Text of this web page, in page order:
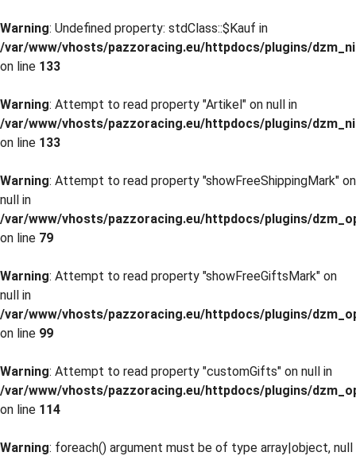
Warning: Undefined property: stdClass::$Kauf in
/var/www/vhosts/pazzoracing.eu/httpdocs/plugins/
on line 133
Warning: Attempt to read property "Artikel" on null in
/var/www/vhosts/pazzoracing.eu/httpdocs/plugins/
on line 133
Warning: Attempt to read property "showFreeShippingMark" on
null in
/var/www/vhosts/pazzoracing.eu/httpdocs/plugins/
on line 79
Warning: Attempt to read property "showFreeGiftsMark" on
null in
/var/www/vhosts/pazzoracing.eu/httpdocs/plugins/
on line 99
Warning: Attempt to read property "customGifts" on null in
/var/www/vhosts/pazzoracing.eu/httpdocs/plugins/
on line 114
Warning: foreach() argument must be of type array|object, null